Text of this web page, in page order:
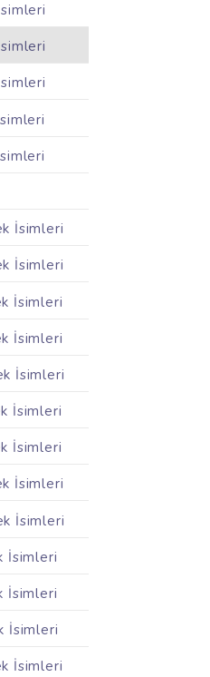
İsimleri
İsimleri
İsimleri
İsimleri
İsimleri
İsimleri
İsimleri
İsimleri
İsimleri
İsimleri
İsimleri
İsimleri
İsimleri